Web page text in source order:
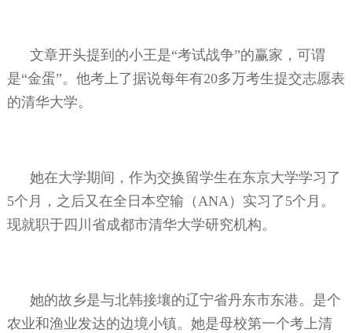
文章开头提到的小王是“考试战争”的赢家，可谓
是“金蛋”。他考上了据说每年有20多万考生提交志愿表
的清华大学。
她在大学期间，作为交换留学生在东京大学学习了
5个月，之后又在全日本空输（ ANA ）实习了5个月。
现就职于四川省成都市清华大学研究机构。
她的故乡是与北韩接壤的辽宁省丹东市东港。是个
农业和渔业发达的边境小镇。她是母校第一个考上清